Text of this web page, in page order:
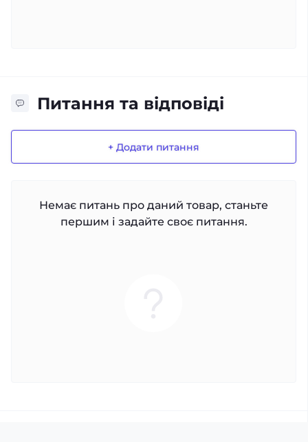
Питання та відповіді
+ Додати питання
Немає питань про даний товар, станьте
першим і задайте своє питання.